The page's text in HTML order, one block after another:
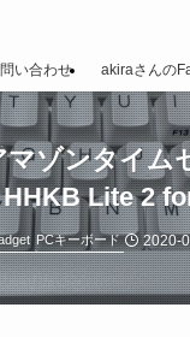
い合わせ akiraさんの
マゾンタイム
Lite 2
PCキーボード 2020-